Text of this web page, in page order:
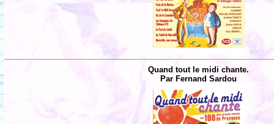
Quand tout le midi chante.
Par Fernand Sardou